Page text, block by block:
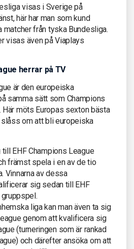
visas i Sverige på
här har man som kund
matcher från tyska Bundesliga.
visas även på Viaplays
herrar på TV
är den europeiska
samma sätt som Champions
möts Europas sexton bästa
slåss om att bli europeiska
EHF Champions League
främst spela i en av de tio
Vinnarna av dessa
sig sedan till EHF
liga kan man även ta sig
genom att kvalificera sig
(turneringen som är rankad
och därefter ansöka om att